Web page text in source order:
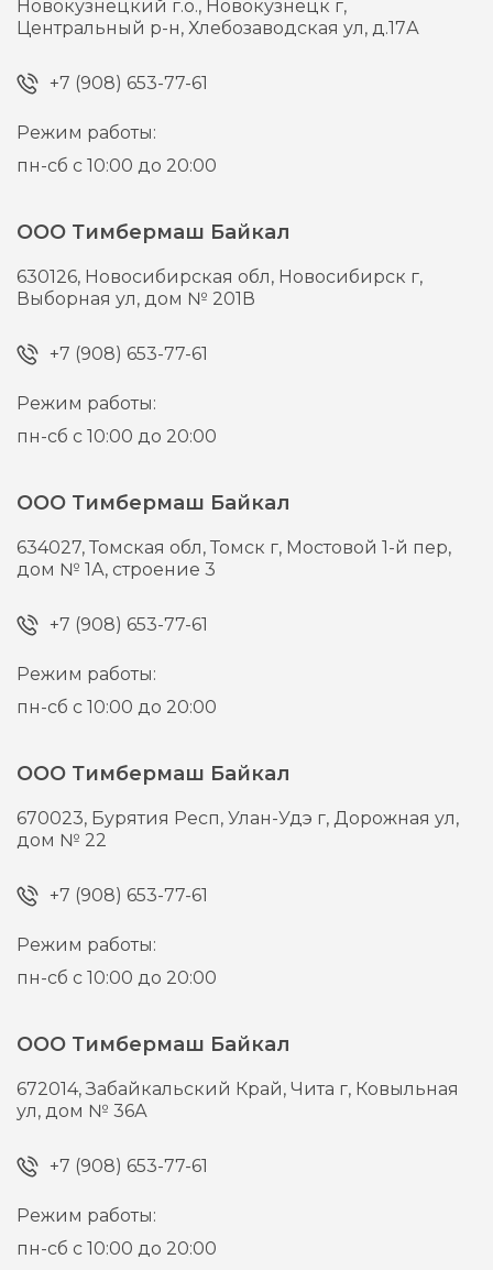
Новокузнецкий г.о., Новокузнецк г,
Центральный р-н, Хлебозаводская ул, д.17А
+7 (908) 653-77-61
Режим работы:
пн-сб с 10:00 до 20:00
ООО Тимбермаш Байкал
630126, Новосибирская обл, Новосибирск г,
Выборная ул, дом № 201В
+7 (908) 653-77-61
Режим работы:
пн-сб с 10:00 до 20:00
ООО Тимбермаш Байкал
634027,Томская обл, Томск г, Мостовой 1-й пер,
дом № 1А, строение 3
+7 (908) 653-77-61
Режим работы:
пн-сб с 10:00 до 20:00
ООО Тимбермаш Байкал
670023, Бурятия Респ, Улан-Удэ г,Дорожная ул,
дом № 22
+7 (908) 653-77-61
Режим работы:
пн-сб с 10:00 до 20:00
ООО Тимбермаш Байкал
672014,Забайкальский Край, Чита г, Ковыльная
ул, дом № 36А
+7 (908) 653-77-61
Режим работы:
пн-сб с 10:00 до 20:00